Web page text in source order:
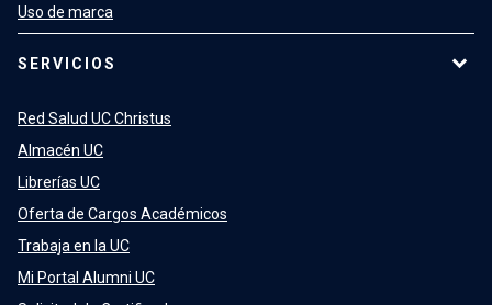
Uso de marca
SERVICIOS
Red Salud UC Christus
Almacén UC
Librerías UC
Oferta de Cargos Académicos
Trabaja en la UC
Mi Portal Alumni UC